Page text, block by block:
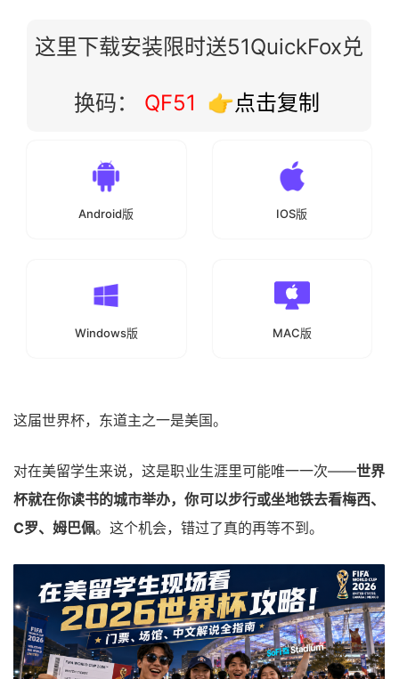
这里下载安装限时送51QuickFox兑
换码： QF51 👉点击复制
Android版 IOS版
Windows版 MAC版
这届世界杯，东道主之一是美国。
对在美留学生来说，这是职业生涯里可能唯一一次——世界
杯就在你读书的城市举办，你可以步行或坐地铁去看梅西、
C罗、姆巴佩。这个机会，错过了真的再等不到。